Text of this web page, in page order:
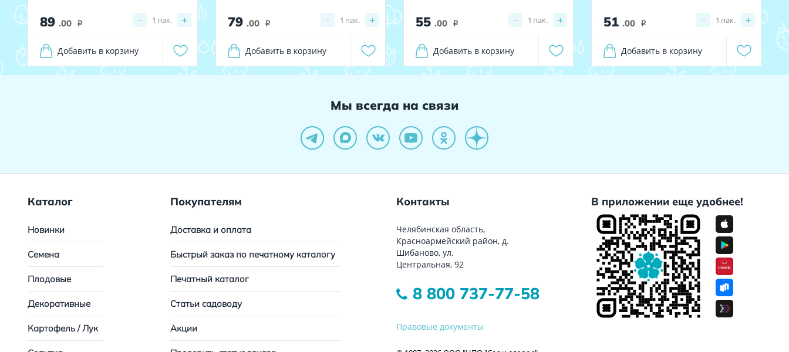
89 .00 i − +
1 пак.
Добавить в корзину
79 .00 i − +
1 пак.
Добавить в корзину
55 .00 i − +
1 пак.
Добавить в корзину
51 .00 i − +
1 пак.
Добавить в корзину
Мы всегда на связи
Каталог
Новинки
Семена
Плодовые
Декоративные
Картофель / Лук
Покупателям
Доставка и оплата
Быстрый заказ по печатному каталогу
Печатный каталог
Статьи садоводу
Акции
Контакты
Челябинская область,
Красноармейский район, д.
Шибаново, ул.
Центральная, 92
8 800 737-77-58
Правовые документы
В приложении еще удобнее!